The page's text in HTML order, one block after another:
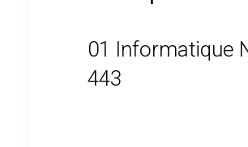
01 Informatique
443